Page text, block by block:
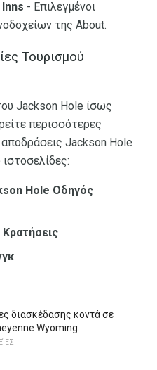
- Επιλεγμένοι
της About.
Τουρισμού
Jackson Hole ίσως
περισσότερες
Jackson Hole
Hole Οδηγός
διασκέδασης κοντά σε
Wyoming